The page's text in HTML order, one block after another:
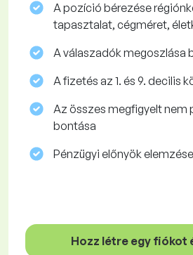
A pozíció bérezése
tapasztalat, cégméret,
A válaszadók megoszlása
A fizetés az 1. és 9. decilis
Az összes megfigyelt nem
bontása
Pénzügyi előnyök elemzése
Hozz létre egy fiókot